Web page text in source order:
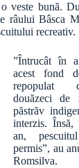
veste bună.
râului Bâsca
recreativ.
”Întrucât în
acest fond
repopulat
douăzeci
păstrăv
interzis. Însă,
an,
permis”, au
Romsilva.